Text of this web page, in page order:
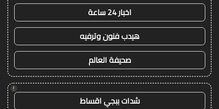
اخبار 24 ساعة
هيدب فنون وترفيه
صحيفة العالم
!
شدات ببجي اقساط